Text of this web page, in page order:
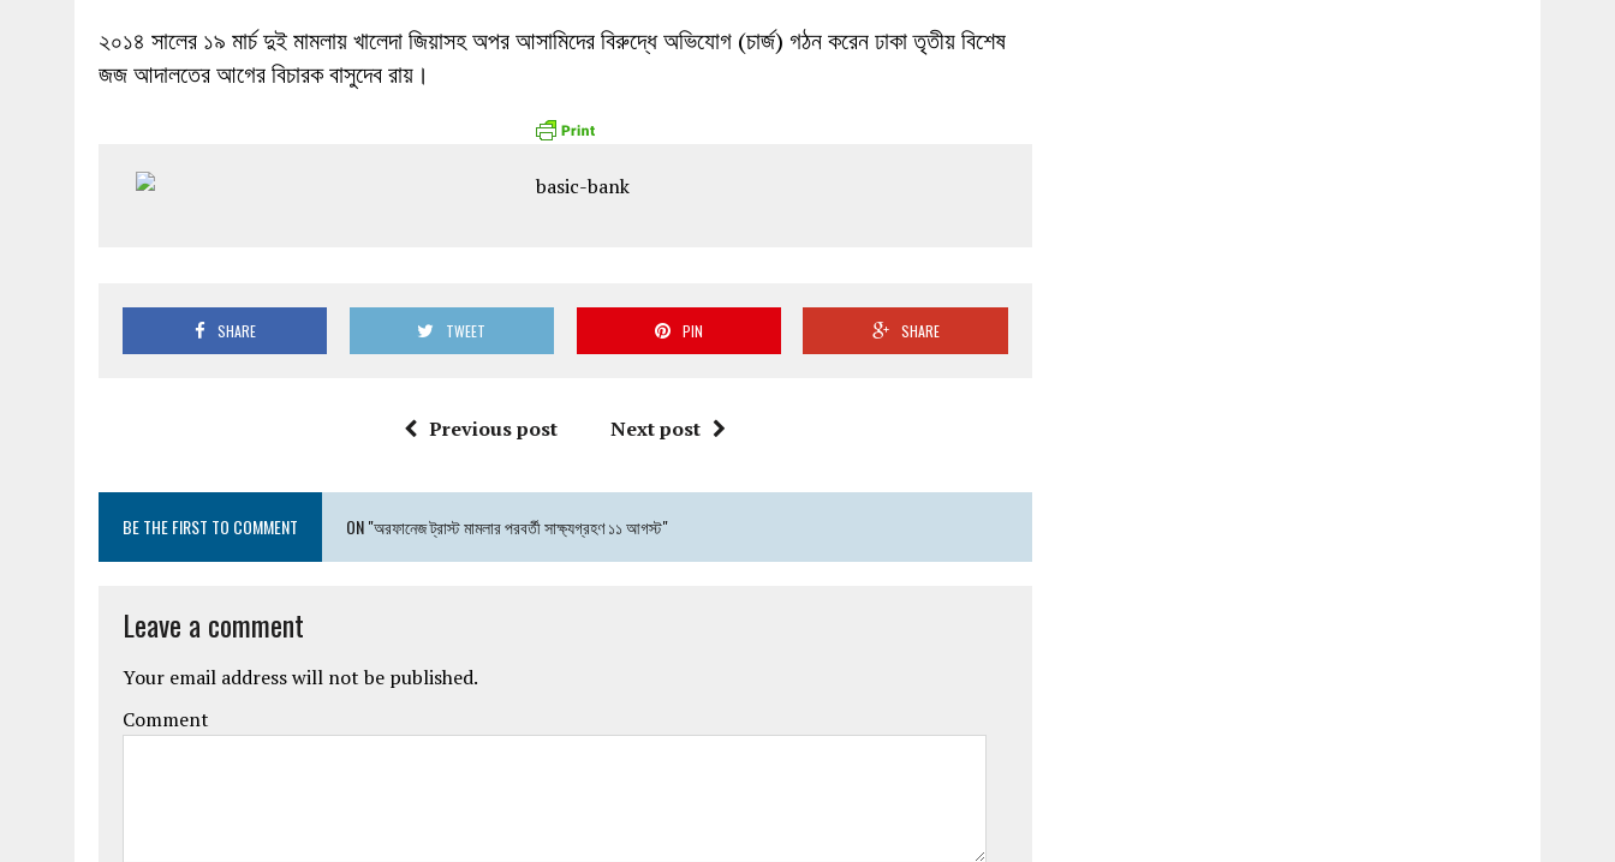
২০১৪ সালের ১৯ মার্চ দুই মামলায় খালেদা জিয়াসহ অপর আসামিদের বিরুদ্ধে অভিযোগ (চার্জ) গঠন করেন ঢাকা তৃতীয় বিশেষ
জজ আদালতের আগের বিচারক বাসুদেব রায়।
SHARE TWEET PIN SHARE
Previous post Next post
BE THE FIRST TO COMMENT ON "অরফানেজ ট্রাস্ট মামলার পরবর্তী সাক্ষ্যগ্রহণ ১১ আগস্ট"
Leave a comment
Your email address will not be published.
Comment